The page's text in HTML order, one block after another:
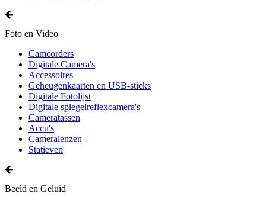
Foto en Video
Camcorders
Digitale Camera's
Accessoires
Geheugenkaarten en USB-sticks
Digitale Fotolijst
Digitale spiegelreflexcamera's
Cameratassen
Accu's
Cameralenzen
Statieven
Beeld en Geluid